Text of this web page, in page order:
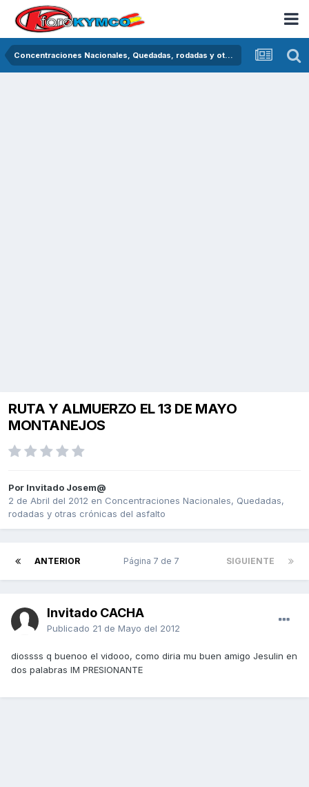
Concentraciones Nacionales, Quedadas, rodadas y otras crónicas del asfalto
RUTA Y ALMUERZO EL 13 DE MAYO
MONTANEJOS
Por Invitado Josem@
2 de Abril del 2012 en Concentraciones Nacionales, Quedadas,
rodadas y otras crónicas del asfalto
ANTERIOR SIGUIENTE
Página 7 de 7
Invitado CACHA
Publicado 21 de Mayo del 2012
diossss q buenoo el vidooo, como diria mu buen amigo Jesulin en
dos palabras IM PRESIONANTE